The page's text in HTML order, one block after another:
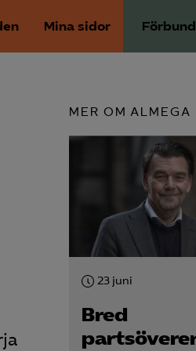
Mina sidor Förbund
Almega
Aktuellt
Medlemskapet
Mina sidor
MER OM ALMEGA
23 juni
Bred